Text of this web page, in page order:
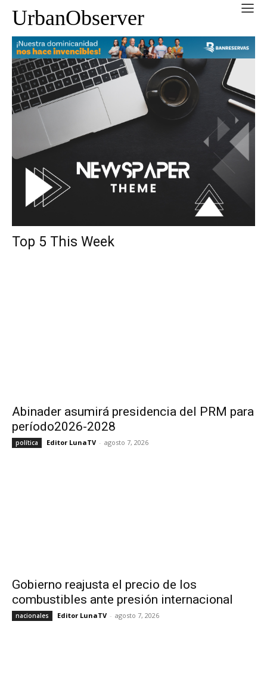
UrbanObserver
Top 5 This Week
Abinader asumirá presidencia del PRM para
período2026-2028
política Editor LunaTV - agosto 7, 2026
Gobierno reajusta el precio de los
combustibles ante presión internacional
nacionales Editor LunaTV - agosto 7, 2026